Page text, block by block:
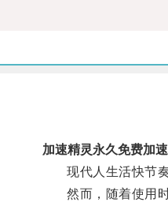
加速精灵永久免费加速
现代人生活快节奏
然而，随着使用时